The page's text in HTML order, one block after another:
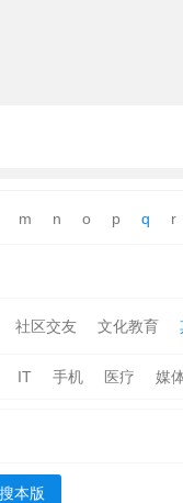
m n o p q r
社区交友 文化教育
IT 手机 医疗 媒
搜本版